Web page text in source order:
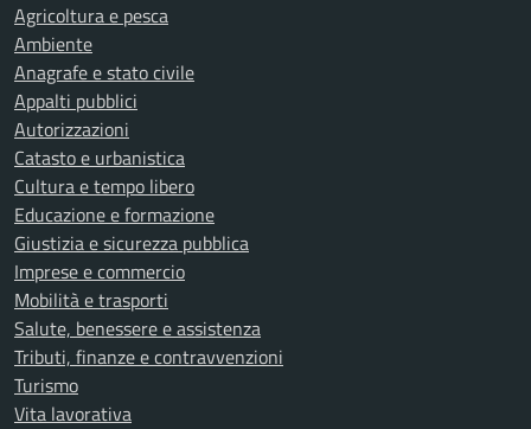
Agricoltura e pesca
Ambiente
Anagrafe e stato civile
Appalti pubblici
Autorizzazioni
Catasto e urbanistica
Cultura e tempo libero
Educazione e formazione
Giustizia e sicurezza pubblica
Imprese e commercio
Mobilità e trasporti
Salute, benessere e assistenza
Tributi, finanze e contravvenzioni
Turismo
Vita lavorativa